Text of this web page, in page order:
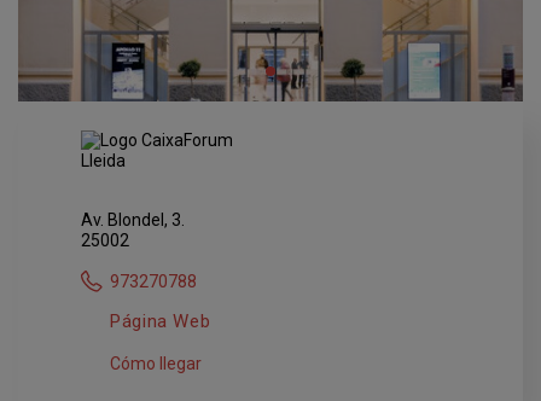
Av. Blondel, 3.
25002
973270788
Página Web
Cómo llegar